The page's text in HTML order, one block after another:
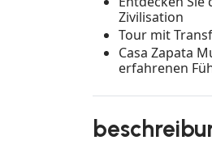
Zivilisation
Tour mit
Casa Zapata
erfahrenen